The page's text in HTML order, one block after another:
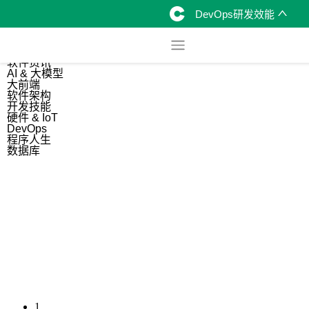
DevOps研发效能
软件资讯
AI & 大模型
大前端
软件架构
开发技能
硬件 & IoT
DevOps
程序人生
数据库
1